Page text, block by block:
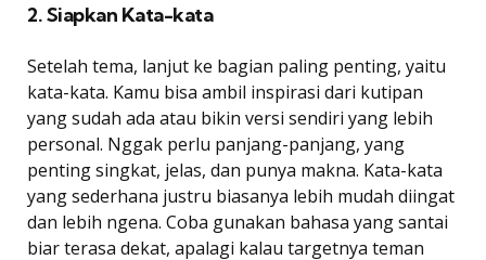
2. Siapkan Kata-kata
Setelah tema, lanjut ke bagian paling penting, yaitu
kata-kata. Kamu bisa ambil inspirasi dari kutipan
yang sudah ada atau bikin versi sendiri yang lebih
personal. Nggak perlu panjang-panjang, yang
penting singkat, jelas, dan punya makna. Kata-kata
yang sederhana justru biasanya lebih mudah diingat
dan lebih ngena. Coba gunakan bahasa yang santai
biar terasa dekat, apalagi kalau targetnya teman